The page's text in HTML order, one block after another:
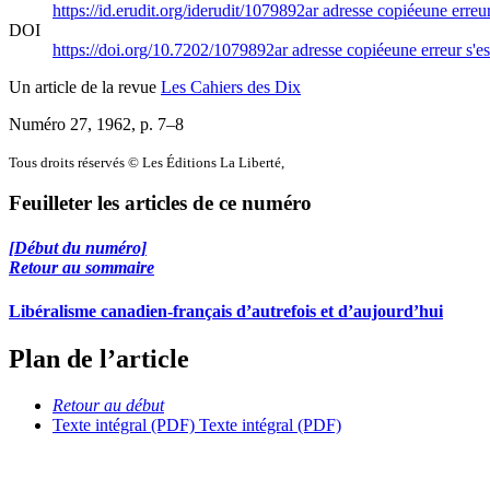
https://id.erudit.org/iderudit/1079892aradresse copiéeune
DOI
https://doi.org/10.7202/1079892aradresse copiéeune erreur
Un article de la revue Les Cahiers des Dix
Numéro 27, 1962, p. 7–8
Tous droits réservés © Les Éditions La Liberté,
Feuilleter les articles de ce numéro
[Début du numéro]
Retour au sommaire
Libéralisme canadien-français d’autrefois et d’aujourd’hui
Plan de l’article
Retour au début
Texte intégral (PDF) Texte intégral (PDF)